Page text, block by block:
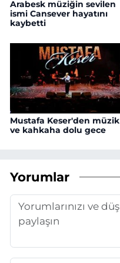
Arabesk müziğin sevilen
ismi Cansever hayatını
kaybetti
Mustafa Keser'den müzik
ve kahkaha dolu gece
Yorumlar